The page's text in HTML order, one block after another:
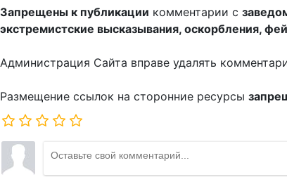
Запрещены к публикации комментарии с
экстремистские высказывания, оскорбления,
Администрация Сайта вправе удалять
Размещение ссылок на сторонние ресурсы